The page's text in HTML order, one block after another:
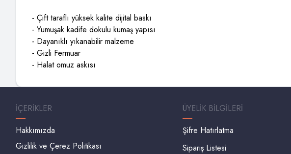
- Çift taraflı yüksek kalite dijital baskı
- Yumuşak kadife dokulu kumaş yapısı
- Dayanıklı yıkanabilir malzeme
- Gizli Fermuar
- Halat omuz askısı
İÇERIKLER
Hakkımızda
Gizlilik ve Çerez Politikası
ÜYELIK BILGILERI
Şifre Hatırlatma
Sipariş Listesi